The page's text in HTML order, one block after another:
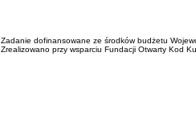
Zadanie dofinansowane ze środków budżetu
Zrealizowano przy wsparciu Fundacji Otwarty Kod